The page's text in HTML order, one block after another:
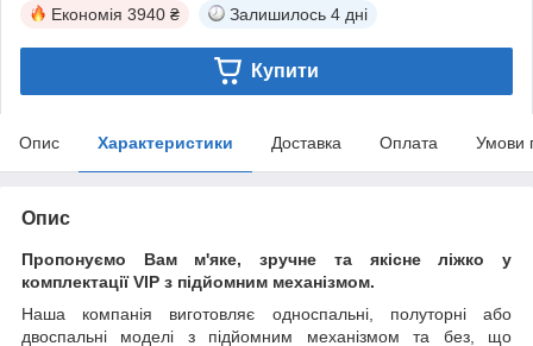
Економія 3940 ₴ Залишилось 4 дні
Купити
Опис Характеристики Доставка Оплата Умови
Опис
Пропонуємо Вам м'яке, зручне та якiсне ліжко у
комплектації VIP з підйомним механізмом.
Наша компанія виготовляє односпальні, полуторні або
двоспальні моделі з підйомним механізмом та без, що